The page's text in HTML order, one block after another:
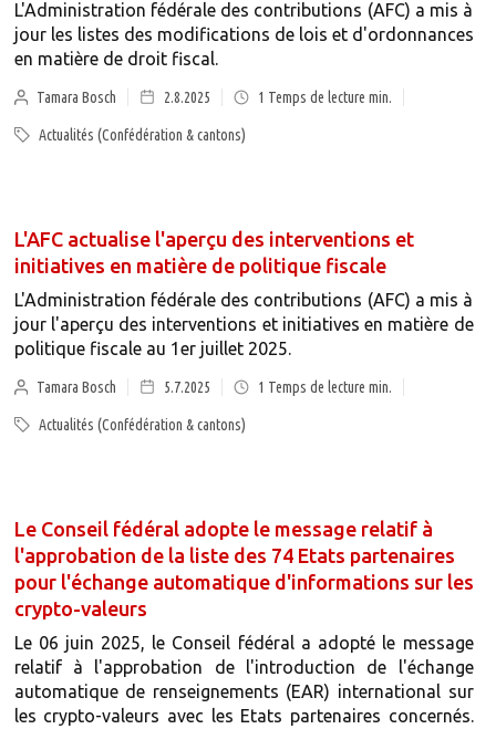
L'Administration fédérale des contributions (AFC) a mis à
jour les listes des modifications de lois et d'ordonnances
en matière de droit fiscal.
Tamara Bosch 2.8.2025 1 Temps de lecture min.
Actualités (Confédération & cantons)
L'AFC actualise l'aperçu des interventions et
initiatives en matière de politique fiscale
L'Administration fédérale des contributions (AFC) a mis à
jour l'aperçu des interventions et initiatives en matière de
politique fiscale au 1er juillet 2025.
Tamara Bosch 5.7.2025 1 Temps de lecture min.
Actualités (Confédération & cantons)
Le Conseil fédéral adopte le message relatif à
l'approbation de la liste des 74 Etats partenaires
pour l'échange automatique d'informations sur les
crypto-valeurs
Le 06 juin 2025, le Conseil fédéral a adopté le message
relatif à l'approbation de l'introduction de l'échange
automatique de renseignements (EAR) international sur
les crypto-valeurs avec les Etats partenaires concernés.